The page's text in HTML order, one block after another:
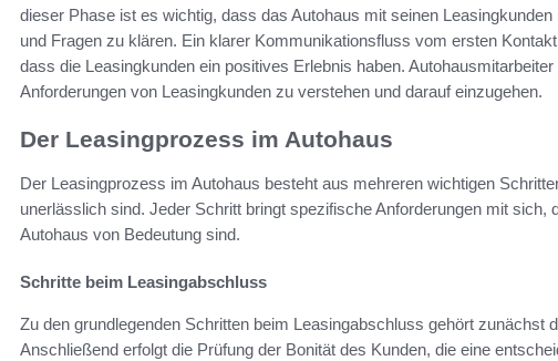
dieser Phase ist es wichtig, dass das Autohaus mit seinen
und Fragen zu klären. Ein klarer Kommunikationsfluss vom ersten
dass die Leasingkunden ein positives Erlebnis haben.
Anforderungen von Leasingkunden zu verstehen und darauf einzugehen.
Der Leasingprozess im Autohaus
Der Leasingprozess im Autohaus besteht aus mehreren wichtigen
unerlässlich sind. Jeder Schritt bringt spezifische Anforderungen mit sich,
Autohaus von Bedeutung sind.
Schritte beim Leasingabschluss
Zu den grundlegenden Schritten beim Leasingabschluss gehört zunächst
Anschließend erfolgt die Prüfung der Bonität des Kunden, die eine